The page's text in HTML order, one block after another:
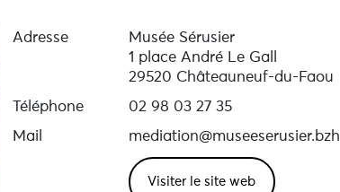
Adresse
Musée Sérusier
1 place André Le Gall
29520 Châteauneuf-du-Faou
Téléphone
02 98 03 27 35
Mail
mediation@museeserusier.bzh
Visiter le site web